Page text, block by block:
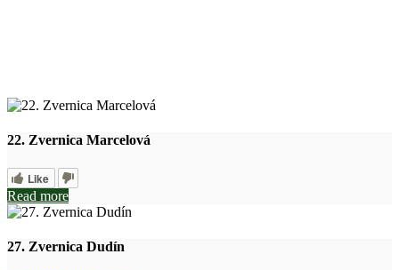
22. Zvernica Marcelová
Like
Read more
27. Zvernica Dudín